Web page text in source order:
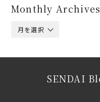
Monthly Archives
月を選択
SENDAI